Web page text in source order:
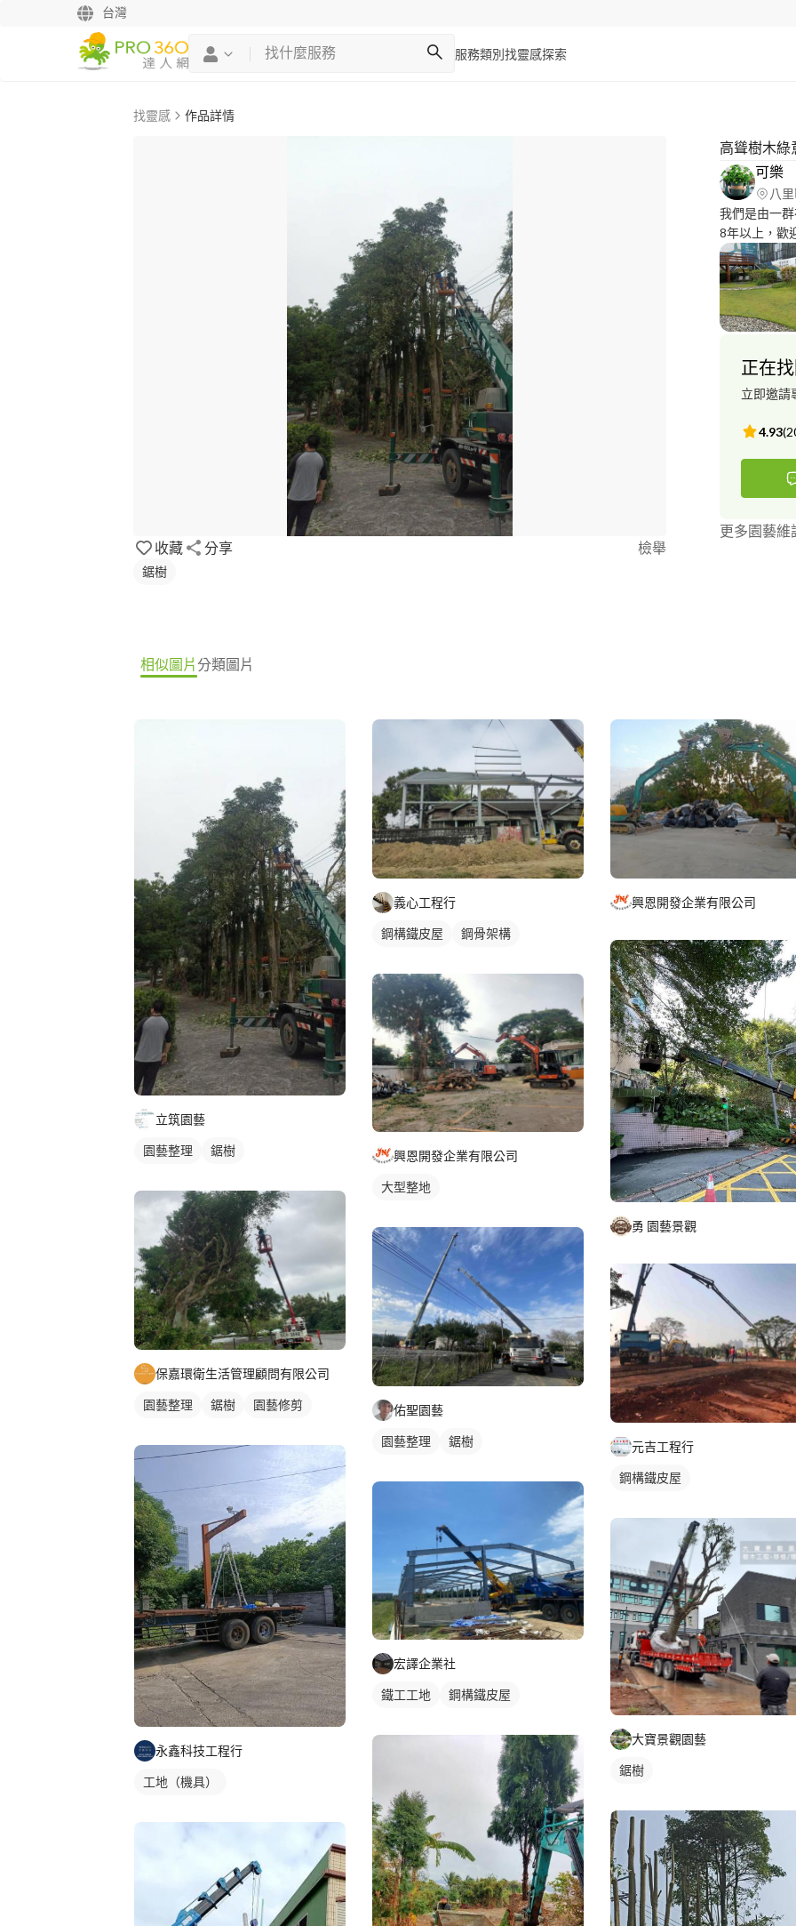
台灣
服務類別 找靈感探索
找靈感 作品詳情
收藏 分享 檢舉
鋸樹
高聳樹木綠
可樂
八
我們是由一
8年以上，歡
要的(範圍、
議，我們重
定的時間內
工，因為團
導！
正在
立即邀請
4.93(
更多園藝維
相似圖片分類圖片
立筑園藝
園藝整理 鋸樹
保嘉環衛生活管理顧問有限公司
園藝整理 鋸樹 園藝修剪
永鑫科技工程行
工地（機具）
義心工程行
鋼構鐵皮屋 鋼骨架構
興恩開發企業有限公司
大型整地
佑聖園藝
園藝整理 鋸樹
宏譯企業社
鐵工工地 鋼構鐵皮屋
興恩開發企業有限公司
勇 園藝景觀
元吉工程行
鋼構鐵皮屋
大寶景觀園藝
鋸樹